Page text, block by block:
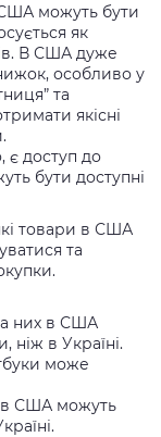
можуть бути
як
В США дуже
особливо у
та
якісні
доступ до
бути доступні
товари в США
та
них в США
ніж в Україні.
може
в США можуть